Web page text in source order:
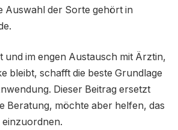
Auswahl der Sorte gehört in
und im engen Austausch mit Ärztin,
bleibt, schafft die beste Grundlage
Dieser Beitrag ersetzt
Beratung, möchte aber helfen, das